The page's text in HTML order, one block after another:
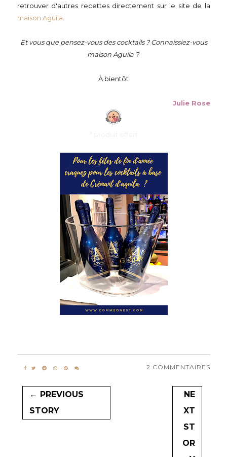
retrouver d'autres recettes directement sur le site de la
maison Aguila
Et vous que pensez-vous des cocktails ? Connaissiez-vous
maison Aguila ?
À bientôt
Julie Rose
2 COMMENTAIRES
← PREVIOUS
STORY
NE
XT
ST
OR